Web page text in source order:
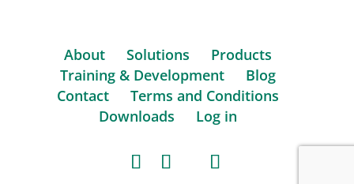
About Solutions
Products
Training & Development
Blog
Contact
Terms and Conditions
Downloads
Log in